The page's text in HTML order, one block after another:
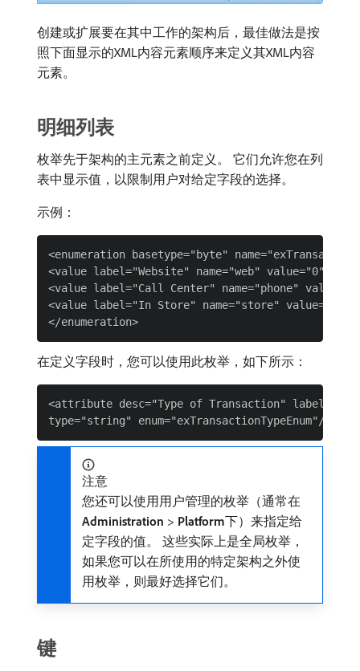
创建或扩展要在其中工作的架构后，最佳做法是按
照下面显示的XML内容元素顺序来定义其XML内容
元素。
明细列表
枚举先于架构的主元素之前定义。 它们允许您在列
表中显示值，以限制用户对给定字段的选择。
示例：
<enumeration basetype="byte"
<value label="Website" name="web" value="0"/>
<value label="Call Center" name="phone"
<value label="In Store" name="store" value="2"/>
在定义字段时，您可以使用此枚举，如下所示：
<attribute desc="Type of Transaction"
注意
您还可以使用用户管理的枚举（通常在​
Administration > Platform​下）来指定给
定字段的值。 这些实际上是全局枚举，
如果您可以在所使用的特定架构之外使
用枚举，则最好选择它们。
键